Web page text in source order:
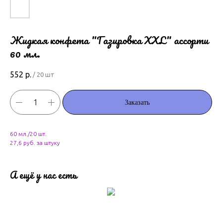
Жидкая конфета "Газировка XXL" ассорти
60 мл.
552 р. / 20 шт
Заказать
60 мл./20 шт.
27,6 руб. за штуку
А ещё у нас есть